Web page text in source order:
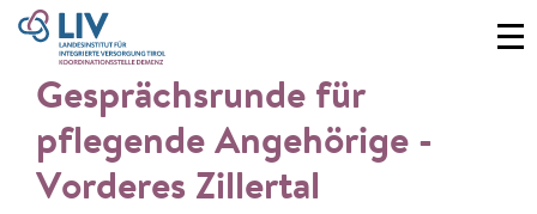
Gesprächsrunde für
pflegende Angehörige -
Vorderes Zillertal